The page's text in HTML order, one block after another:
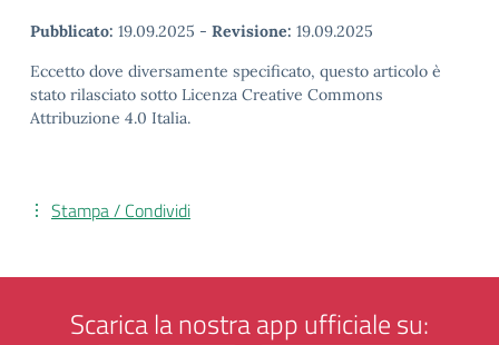
Pubblicato: 19.09.2025 - Revisione: 19.09.2025
Eccetto dove diversamente specificato, questo articolo è
stato rilasciato sotto Licenza Creative Commons
Attribuzione 4.0 Italia.
Stampa / Condividi
Scarica la nostra app ufficiale su: